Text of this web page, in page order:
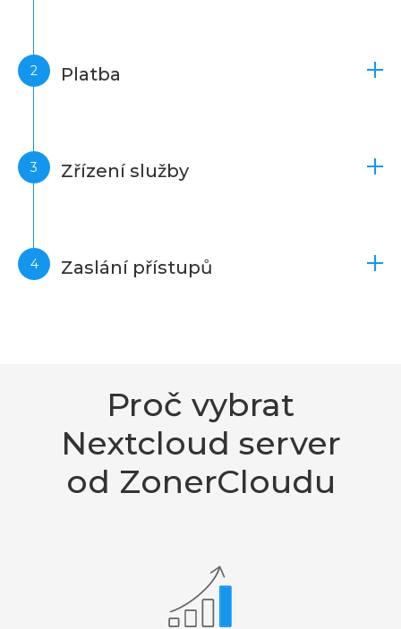
Platba
Zřízení služby
Zaslání přístupů
Proč vybrat
Nextcloud server
od ZonerCloudu